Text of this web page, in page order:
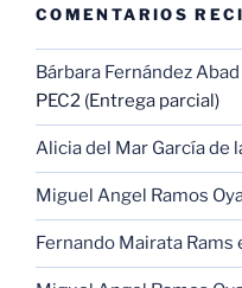
COMENTARIOS
Bárbara Fernández Abad
PEC2 (Entrega parcial)
Alicia del Mar García de
Miguel Angel Ramos
Fernando Mairata Rams